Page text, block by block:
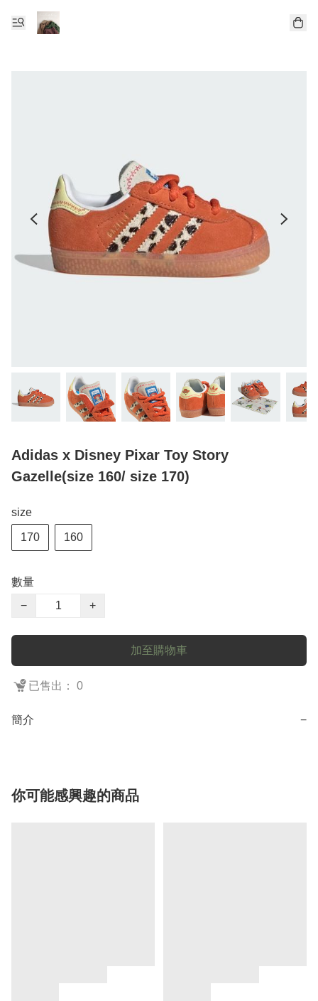
Adidas x Disney Pixar Toy Story
Gazelle(size 160/ size 170)
size
170 160
數量
−
+
加至購物車
已售出： 0
簡介 −
你可能感興趣的商品